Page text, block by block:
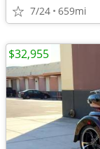
7/24 659mi
$32,955